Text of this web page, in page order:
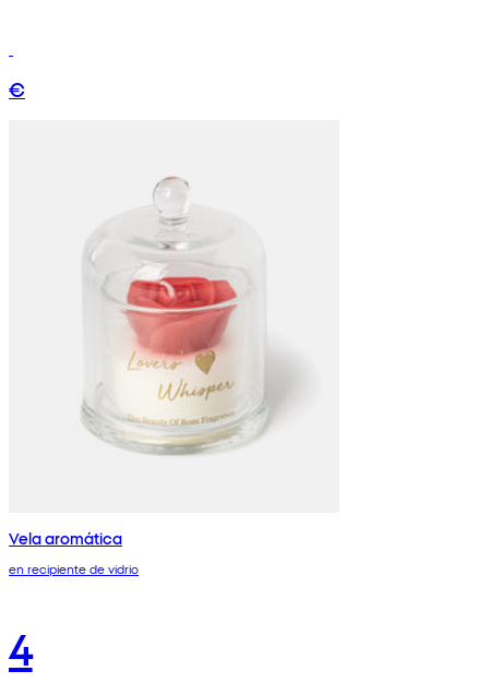
€
Vela aromática
en recipiente de vidrio
4